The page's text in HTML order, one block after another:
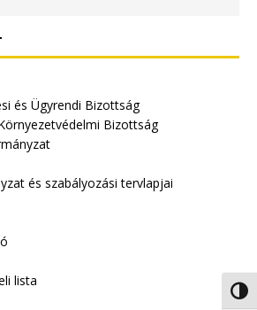
és Ügyrendi Bizottság
Bizottság
és szabályozási tervlapjai
lista